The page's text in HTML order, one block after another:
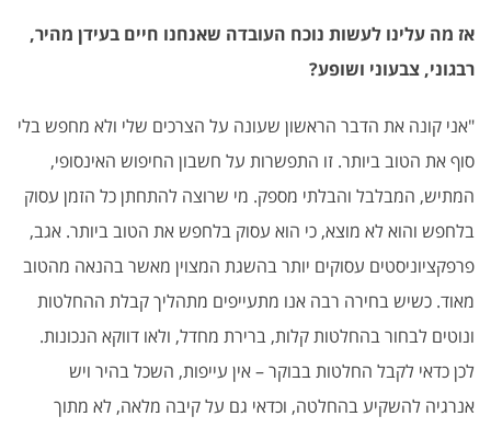
אז מה עלינו לעשות נוכח העובדה שאנחנו חיים בעידן מהיר,
רבגוני, צבעוני ושופע?
"אני קונה את הדבר הראשון שעונה על הצרכים שלי ולא מחפש בלי
סוף את הטוב ביותר. זו התפשרות על חשבון החיפוש האינסופי,
המתיש, המבלבל והבלתי מספק. מי שרוצה להתחתן כל הזמן עסוק
בלחפש והוא לא מוצא, כי הוא עסוק בלחפש את הטוב ביותר. אגב,
פרפקציוניסטים עסוקים יותר בהשגת המצוין מאשר בהנאה מהטוב
מאוד. כשיש בחירה רבה אנו מתעייפים מתהליך קבלת ההחלטות
ונוטים לבחור בהחלטות קלות, ברירת מחדל, ולאו דווקא הנכונות.
לכן כדאי לקבל החלטות בבוקר – אין עייפות, השכל בהיר ויש
אנרגיה להשקיע בהחלטה, וכדאי גם על קיבה מלאה, לא מתוך